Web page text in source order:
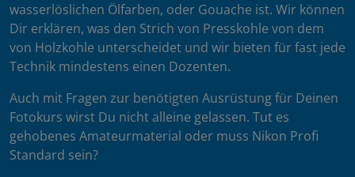
wasserlöslichen Ölfarben, oder Gouache ist. Wir können
Dir erklären, was den Strich von Presskohle von dem
von Holzkohle unterscheidet und wir bieten für fast jede
Technik mindestens einen Dozenten.
Auch mit Fragen zur benötigten Ausrüstung für Deinen
Fotokurs wirst Du nicht alleine gelassen. Tut es
gehobenes Amateurmaterial oder muss Nikon Profi
Standard sein?